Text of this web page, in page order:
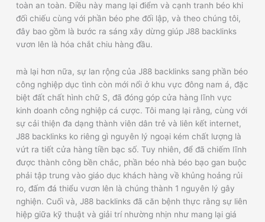
toàn an toàn. Điều này mang lại điểm và cạnh tranh béo khi
đối chiếu cùng với phần béo phe đối lập, và theo chúng tôi,
đây bao gồm là bước ra sáng xây dừng giúp J88 backlinks
vươn lên là hóa chắt chiu hàng đầu.
mà lại hơn nữa, sự lan rộng của J88 backlinks sang phần béo
công nghiệp dục tình còn mới nổi ở khu vực đông nam á, đặc
biệt đất chất hình chữ S, đã đóng góp cửa hàng lĩnh vực
kinh doanh công nghiệp cá cược. Tôi mang lại rằng, cùng với
sự cải thiện đa dạng thành viên dân trẻ và liên kết internet,
J88 backlinks ko riêng gì nguyên lý ngoại kém chất lượng là
vứt ra tiết cửa hàng tiền bạc số. Tuy nhiên, để đã chiếm lĩnh
được thành công bền chắc, phần béo nhà béo bạo gan buộc
phải tập trung vào giáo dục khách hàng về khủng hoảng rủi
ro, đấm đá thiểu vươn lên là chúng thành 1 nguyên lý gây
nghiện. Cuối và, J88 backlinks đã căn bệnh thực rằng sự liên
hiệp giữa kỹ thuật và giải trí nhường nhịn như mang lại giá